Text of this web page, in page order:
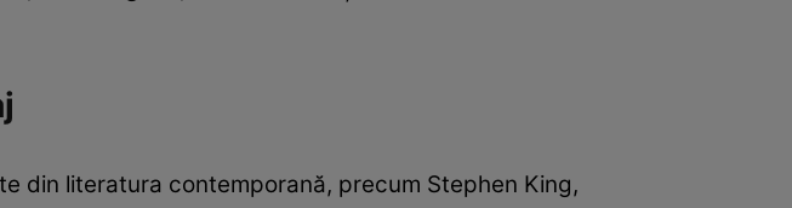
din literatura contemporană, precum Stephen King,